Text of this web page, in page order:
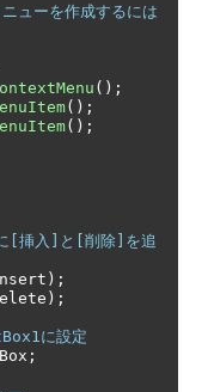
ューを作成するには
();
();
();
[挿入]と[削除]を追
);
);
に設定
;